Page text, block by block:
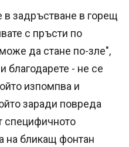
в задръстване в горещ
с пръсти по
да стане по-зле",
благодарете - не се
изпомпва и
заради повреда
специфичното
на бликащ фонтан